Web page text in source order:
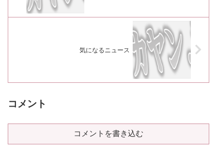
気になるニュース
コメント
コメントを書き込む